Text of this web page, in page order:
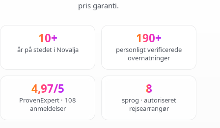
pris garanti.
10+
år på stedet i Novalja
190+
personligt verificerede
overnatninger
4,97/5
ProvenExpert · 108
anmeldelser
8
sprog · autoriseret
rejsearrangør